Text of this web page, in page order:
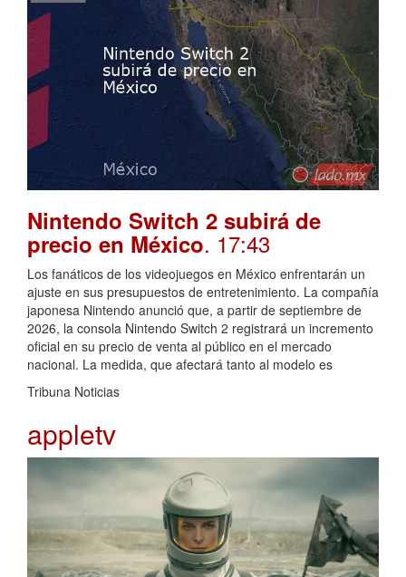
Nintendo Switch 2 subirá de
precio en México. 17:43
Los fanáticos de los videojuegos en México enfrentarán un
ajuste en sus presupuestos de entretenimiento. La compañía
japonesa Nintendo anunció que, a partir de septiembre de
2026, la consola Nintendo Switch 2 registrará un incremento
oficial en su precio de venta al público en el mercado
nacional. La medida, que afectará tanto al modelo es
Tribuna Noticias
appletv